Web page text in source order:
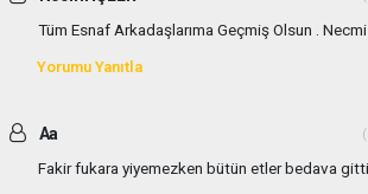
Tüm Esnaf Arkadaşlarıma Geçmiş Olsun . Necmi
Yorumu Yanıtla
Aa
Fakir fukara yiyemezken bütün etler bedava gitti